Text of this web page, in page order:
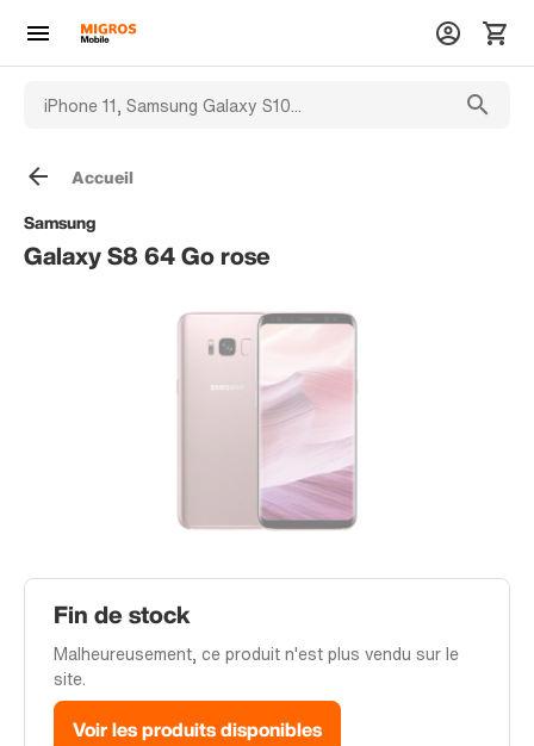
Accueil
Samsung
Galaxy S8 64 Go rose
Fin de stock
Malheureusement, ce produit n'est plus vendu sur le
site.
Voir les produits disponibles